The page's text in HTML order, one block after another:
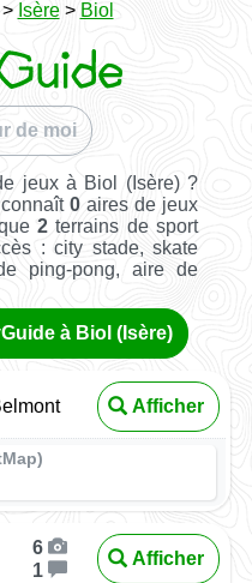
Isère> Biol
de moi
jeux à Biol (Isère) ?
connaît0 aires de jeux
2 terrains de sport
: city stade, skate
ping-pong, aire de
à Biol (Isère)
Afficher
6
1
Afficher